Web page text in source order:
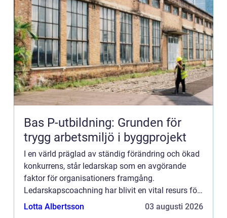
Bas P-utbildning: Grunden för
trygg arbetsmiljö i byggprojekt
I en värld präglad av ständig förändring och ökad
konkurrens, står ledarskap som en avgörande
faktor för organisationers framgång.
Ledarskapscoachning har blivit en vital resurs för
chefer och ...
Lotta Albertsson 03 augusti 2026